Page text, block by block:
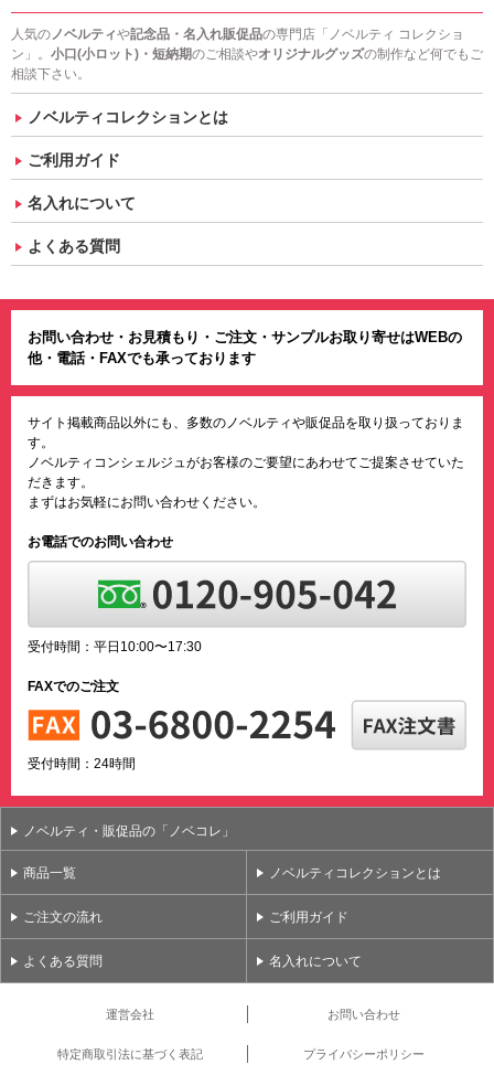
人気のノベルティや記念品・名入れ販促品の専門店「ノベルティ コレクショ
ン」。 小口(小ロット)・短納期のご相談やオリジナルグッズの制作など何でもご
相談下さい。
ノベルティコレクションとは
ご利用ガイド
名入れについて
よくある質問
お問い合わせ・お見積もり・ご注文・サンプルお取り寄せはWEBの
他・電話・FAXでも承っております
サイト掲載商品以外にも、多数のノベルティや販促品を取り扱っておりま
す。
ノベルティコンシェルジュがお客様のご要望にあわせてご提案させていた
だきます。
まずはお気軽にお問い合わせください。
お電話でのお問い合わせ
受付時間：平日10:00〜17:30
FAXでのご注文
受付時間：24時間
ノベルティ・販促品の「ノベコレ」
商品一覧 ノベルティコレクションとは
ご注文の流れ ご利用ガイド
よくある質問 名入れについて
運営会社 お問い合わせ
特定商取引法に基づく表記 プライバシーポリシー